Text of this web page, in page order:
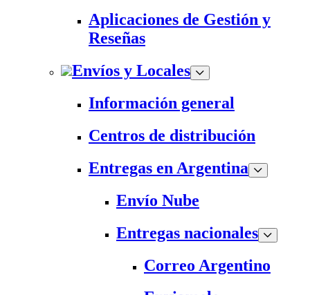
Aplicaciones de Gestión y
Reseñas
Envíos y Locales
Información general
Centros de distribución
Entregas en Argentina
Envío Nube
Entregas nacionales
Correo Argentino